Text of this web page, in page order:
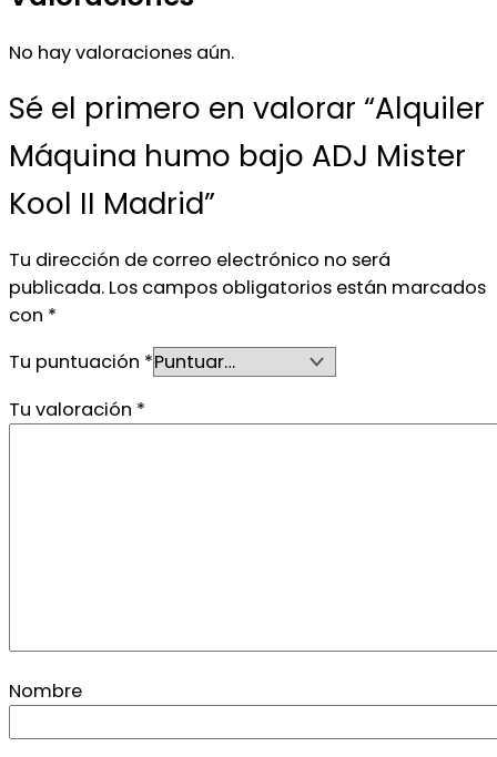
No hay valoraciones aún.
Sé el primero en valorar “Alquiler
Máquina humo bajo ADJ Mister
Kool II Madrid”
Tu dirección de correo electrónico no será
publicada. Los campos obligatorios están marcados
con *
Tu puntuación *
Tu valoración *
Nombre